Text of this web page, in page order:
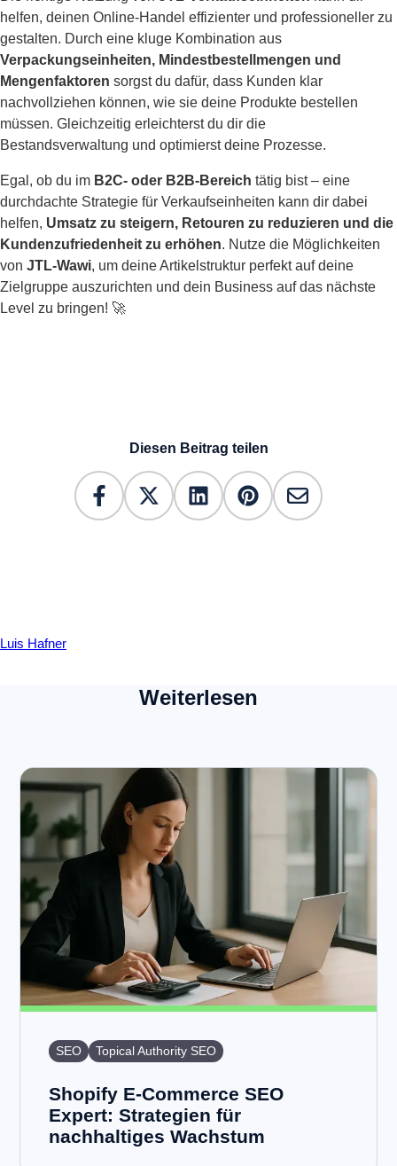
helfen, deinen Online-Handel effizienter und professioneller zu
gestalten. Durch eine kluge Kombination aus
Verpackungseinheiten, Mindestbestellmengen und
Mengenfaktoren sorgst du dafür, dass Kunden klar
nachvollziehen können, wie sie deine Produkte bestellen
müssen. Gleichzeitig erleichterst du dir die
Bestandsverwaltung und optimierst deine Prozesse.
Egal, ob du im B2C- oder B2B-Bereich tätig bist – eine
durchdachte Strategie für Verkaufseinheiten kann dir dabei
helfen, Umsatz zu steigern, Retouren zu reduzieren und die
Kundenzufriedenheit zu erhöhen. Nutze die Möglichkeiten
von JTL-Wawi, um deine Artikelstruktur perfekt auf deine
Zielgruppe auszurichten und dein Business auf das nächste
Level zu bringen! 🚀
Diesen Beitrag teilen
Luis Hafner
Weiterlesen
SEO Topical Authority SEO
Shopify E-Commerce SEO
Expert: Strategien für
nachhaltiges Wachstum